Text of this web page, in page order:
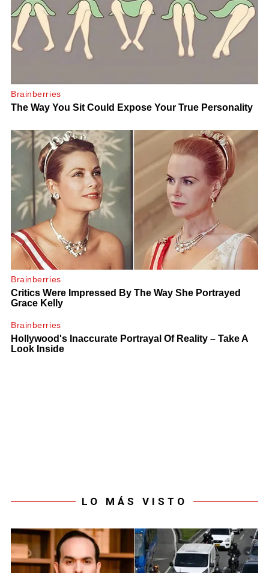
LO MÁS VISTO